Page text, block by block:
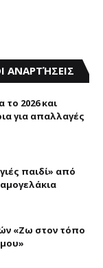
ΑΝΑΡΤΉΣΕΙΣ
2026 και
για απαλλαγές
παιδί» από
«Ζω στον τόπο